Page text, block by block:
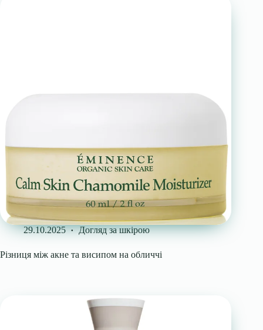
29.10.2025 Догляд за шкірою
Різниця між акне та висипом на обличчі